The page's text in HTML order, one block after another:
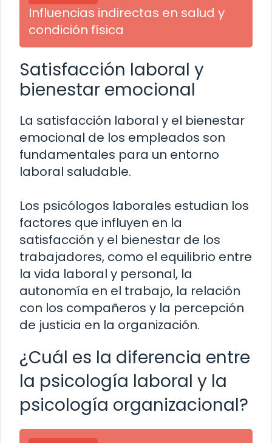
Influencias indirectas en salud y
condición física
Satisfacción laboral y
bienestar emocional
La satisfacción laboral y el bienestar
emocional de los empleados son
fundamentales para un entorno
laboral saludable.
Los psicólogos laborales estudian los
factores que influyen en la
satisfacción y el bienestar de los
trabajadores, como el equilibrio entre
la vida laboral y personal, la
autonomía en el trabajo, la relación
con los compañeros y la percepción
de justicia en la organización.
¿Cuál es la diferencia entre
la psicología laboral y la
psicología organizacional?